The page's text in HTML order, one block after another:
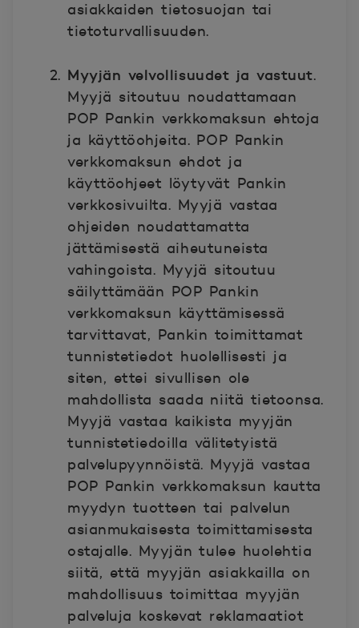
asiakkaiden tietosuojan tai
tietoturvallisuuden.
Myyjän velvollisuudet ja vastuut.
Myyjä sitoutuu noudattamaan
POP Pankin verkkomaksun ehtoja
ja käyttöohjeita. POP Pankin
verkkomaksun ehdot ja
käyttöohjeet löytyvät Pankin
verkkosivuilta. Myyjä vastaa
ohjeiden noudattamatta
jättämisestä aiheutuneista
vahingoista. Myyjä sitoutuu
säilyttämään POP Pankin
verkkomaksun käyttämisessä
tarvittavat, Pankin toimittamat
tunnistetiedot huolellisesti ja
siten, ettei sivullisen ole
mahdollista saada niitä tietoonsa.
Myyjä vastaa kaikista myyjän
tunnistetiedoilla välitetyistä
palvelupyynnöistä. Myyjä vastaa
POP Pankin verkkomaksun kautta
myydyn tuotteen tai palvelun
asianmukaisesta toimittamisesta
ostajalle. Myyjän tulee huolehtia
siitä, että myyjän asiakkailla on
mahdollisuus toimittaa myyjän
palveluja koskevat reklamaatiot